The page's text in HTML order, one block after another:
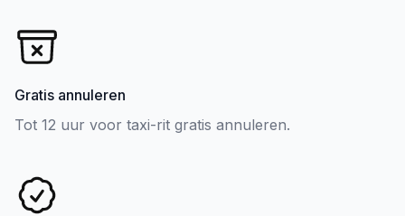
Gratis annuleren
Tot 12 uur voor taxi-rit gratis annuleren.